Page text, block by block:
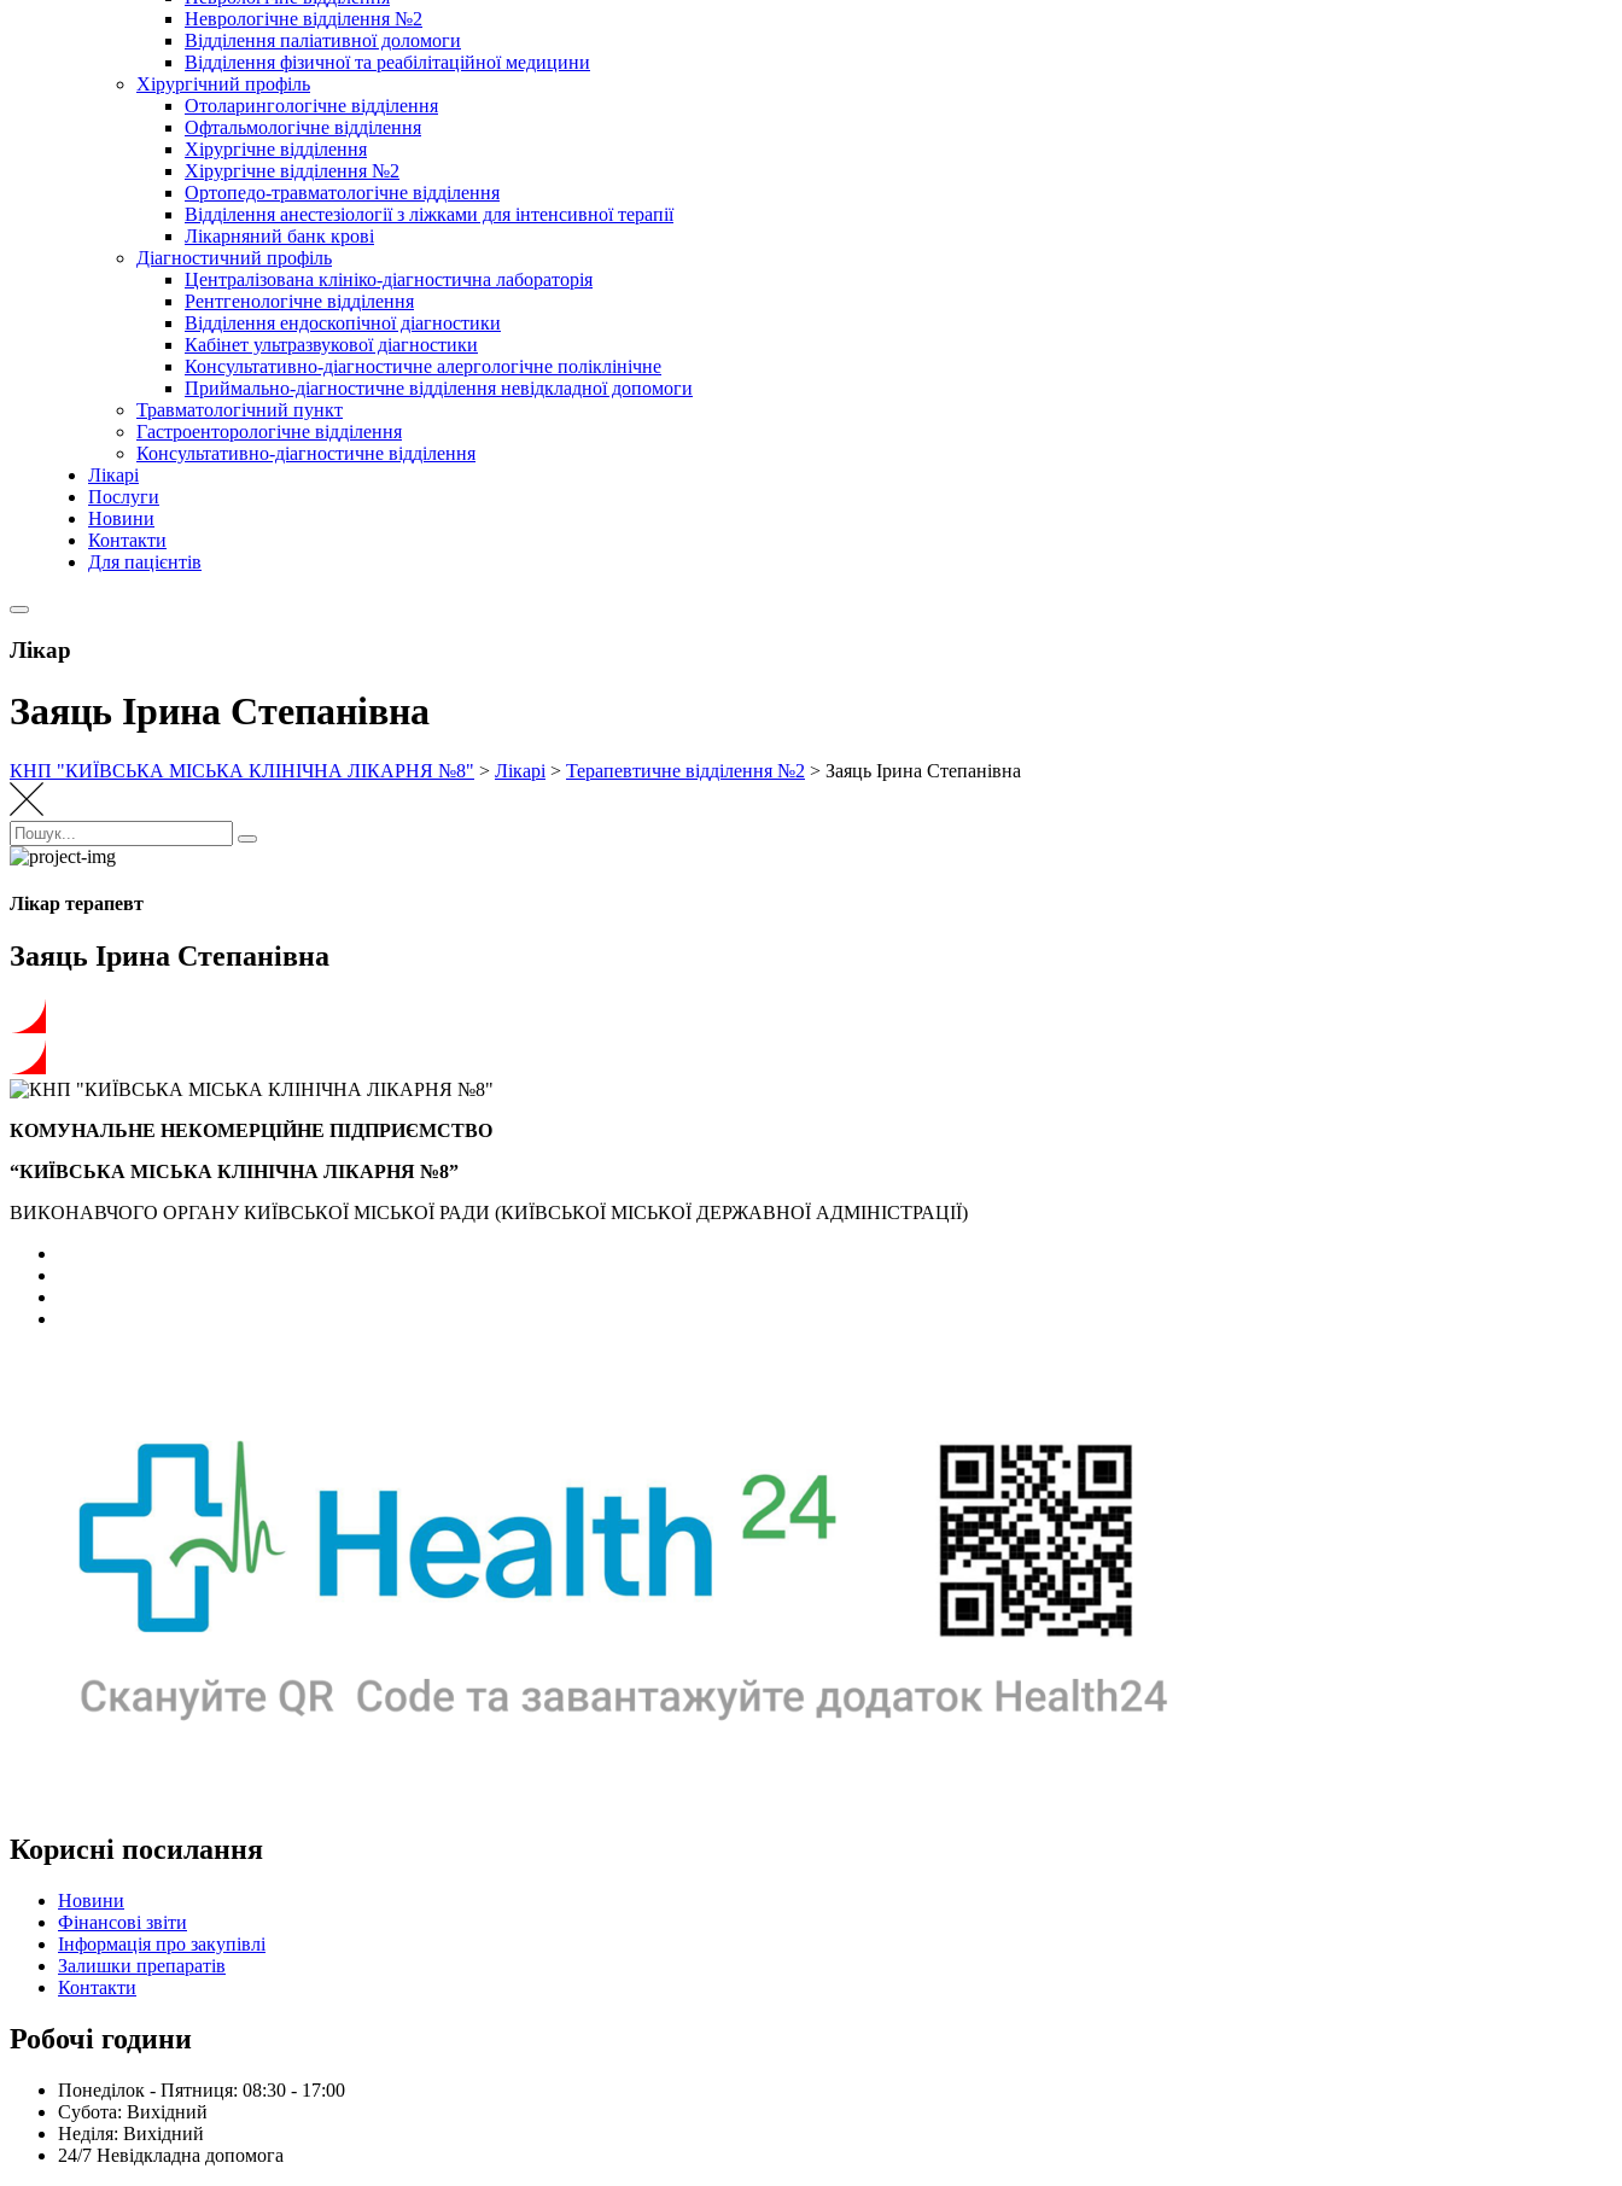
Неврологічне відділення №2
Відділення паліативної доломоги
Відділення фізичної та реабілітаційної медицини
Хірургічний профіль
Отоларингологічне відділення
Офтальмологічне відділення
Хірургічне відділення
Хірургічне відділення №2
Ортопедо-травматологічне відділення
Відділення анестезіології з ліжками для інтенсивної терапії
Лікарняний банк крові
Діагностичний профіль
Централізована клініко-діагностична лабораторія
Рентгенологічне відділення
Відділення ендоскопічної діагностики
Кабінет ультразвукової діагностики
Консультативно-діагностичне алергологічне поліклінічне
Приймально-діагностичне відділення невідкладної допомоги
Травматологічний пункт
Гастроенторологічне відділення
Консультативно-діагностичне відділення
Лікарі
Послуги
Новини
Контакти
Для пацієнтів
Лікар
Заяць Ірина Степанівна
КНП "КИЇВСЬКА МІСЬКА КЛІНІЧНА ЛІКАРНЯ №8" > Лікарі > Терапевтичне відділення №2 > Заяць Ірина Степанівна
Пошук:
Пошук
Лікар терапевт
Заяць Ірина Степанівна
КОМУНАЛЬНЕ НЕКОМЕРЦІЙНЕ ПІДПРИЄМСТВО
“КИЇВСЬКА МІСЬКА КЛІНІЧНА ЛІКАРНЯ №8”
ВИКОНАВЧОГО ОРГАНУ КИЇВСЬКОЇ МІСЬКОЇ РАДИ (КИЇВСЬКОЇ МІСЬКОЇ ДЕРЖАВНОЇ АДМІНІСТРАЦІЇ)
Корисні посилання
Новини
Фінансові звіти
Інформація про закупівлі
Залишки препаратів
Контакти
Робочі години
Понеділок - Пятниця: 08:30 - 17:00
Субота: Вихідний
Нeділя: Вихідний
24/7 Невідкладна допомога